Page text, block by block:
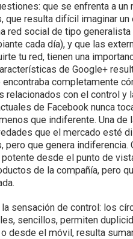
que se enfrenta a un
resulta difícil imaginar un
red social de tipo
cada día), y que las
tu red, tienen una
de Google+
completamente
con el control y
de Facebook nunca
que indiferente. Una de
que el mercado esté
que genera indiferencia.
desde el punto de
de la compañía, pero
sensación de control: los
sencillos, permiten
desde el móvil, resulta